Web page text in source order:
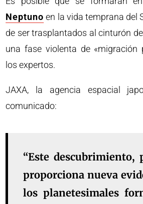
Neptuno en la vida temprana del
de ser trasplantados al cinturón
una fase violenta de «migración
los expertos.
JAXA, la agencia espacial
comunicado:
“Este descubrimiento,
proporciona nueva
los planetesimales